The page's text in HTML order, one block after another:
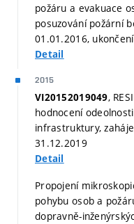
požáru a evakuace
posuzování požární
01.01.2016,
Detail
2015
VI20152019049,
hodnocení
infrastruktury,
31.12.2019
Detail
Propojení
pohybu osob a
dopravně-